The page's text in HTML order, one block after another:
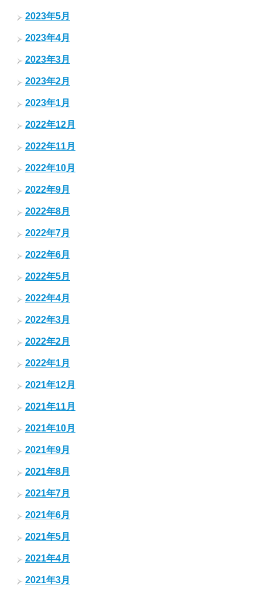
2023年5月
2023年4月
2023年3月
2023年2月
2023年1月
2022年12月
2022年11月
2022年10月
2022年9月
2022年8月
2022年7月
2022年6月
2022年5月
2022年4月
2022年3月
2022年2月
2022年1月
2021年12月
2021年11月
2021年10月
2021年9月
2021年8月
2021年7月
2021年6月
2021年5月
2021年4月
2021年3月